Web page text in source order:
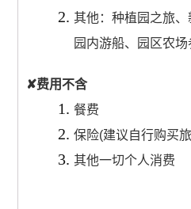
其他：种植园之旅
园内游船、园区农场
✘费用不含
餐费
保险(建议自行购买
其他一切个人消费